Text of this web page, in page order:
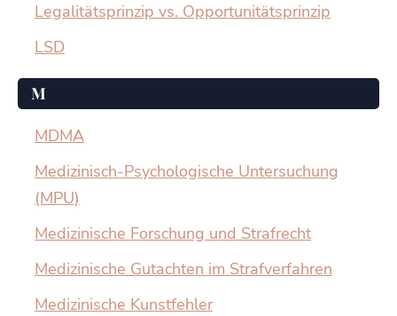
Legalitätsprinzip vs. Opportunitätsprinzip
LSD
M
MDMA
Medizinisch-Psychologische Untersuchung
(MPU)
Medizinische Forschung und Strafrecht
Medizinische Gutachten im Strafverfahren
Medizinische Kunstfehler